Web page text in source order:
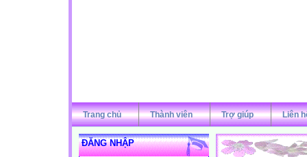
Trang chủ Thành viên Trợ giúp Liên
ĐĂNG NHẬP